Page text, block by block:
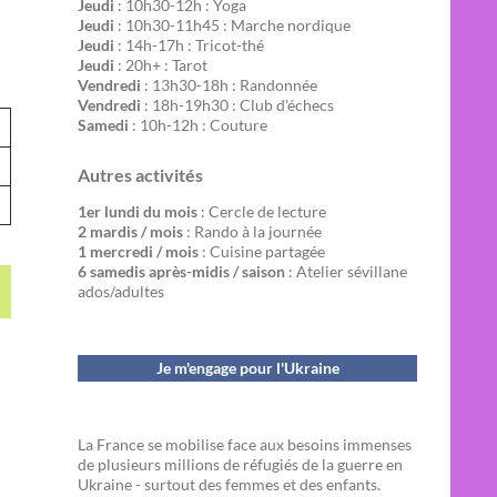
Jeudi : 10h30-12h : Yoga
Jeudi : 10h30-11h45 : Marche nordique
Jeudi : 14h-17h : Tricot-thé
Jeudi : 20h+ : Tarot
Vendredi : 13h30-18h : Randonnée
Vendredi : 18h-19h30 : Club d'échecs
Samedi : 10h-12h : Couture
Autres activités
1er lundi du mois : Cercle de lecture
2 mardis / mois : Rando à la journée
1 mercredi / mois : Cuisine partagée
6 samedis après-midis / saison : Atelier sévillane
ados/adultes
Je m'engage pour l'Ukraine
La France se mobilise face aux besoins immenses
de plusieurs millions de réfugiés de la guerre en
Ukraine - surtout des femmes et des enfants.